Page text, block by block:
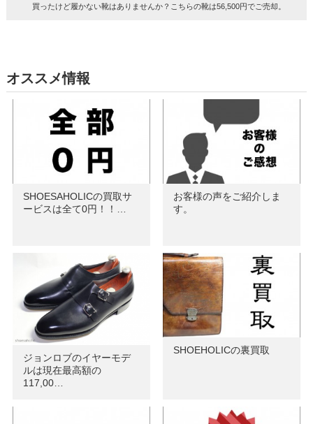
買ったけど履かない靴はありませんか？こちらの靴は56,500円でご売却。
オススメ情報
SHOESAHOLICの買取サ
ービスは全て0円！！…
お客様の声をご紹介しま
す。
ジョンロブのイヤーモデ
ルは現在最高額の
117,00…
SHOEHOLICの裏買取